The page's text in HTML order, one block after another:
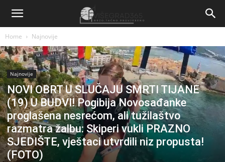
Home Najnovije
Najnovije
NOVI OBRT U SLUČAJU SMRTI TIJANE
(19) U BUDVI! Pogibija Novosađanke
proglašena nesrećom, ali tužilaštvo
razmatra žalbu: Skiperi vukli PRAZNO
SJEDIŠTE, vještaci utvrdili niz propusta!
(FOTO)